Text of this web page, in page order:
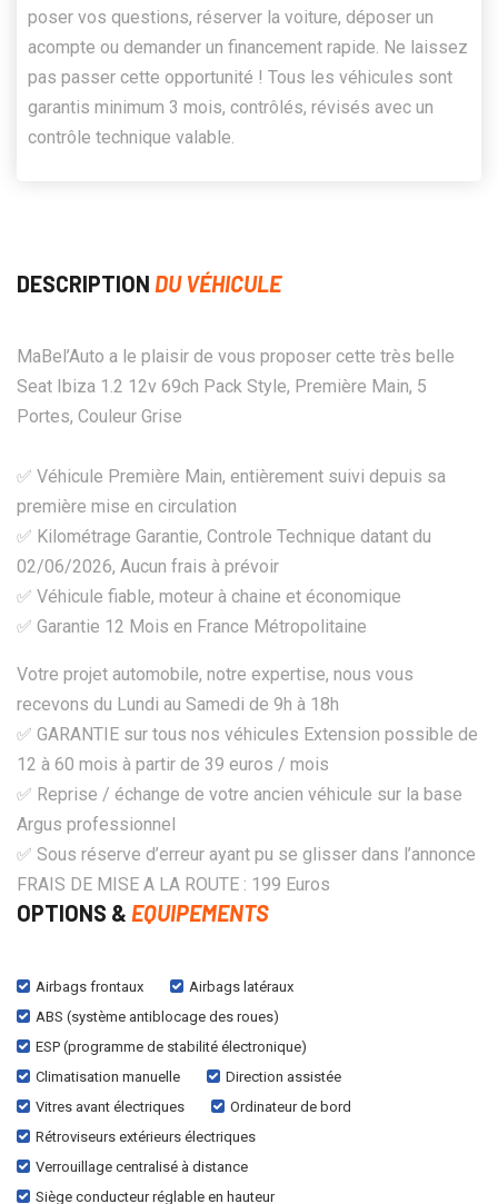
poser vos questions, réserver la voiture, déposer un
acompte ou demander un financement rapide. Ne laissez
pas passer cette opportunité ! Tous les véhicules sont
garantis minimum 3 mois, contrôlés, révisés avec un
contrôle technique valable.
DESCRIPTION DU VÉHICULE
MaBel’Auto a le plaisir de vous proposer cette très belle
Seat Ibiza 1.2 12v 69ch Pack Style, Première Main, 5
Portes, Couleur Grise
✅ Véhicule Première Main, entièrement suivi depuis sa
première mise en circulation
✅ Kilométrage Garantie, Controle Technique datant du
02/06/2026, Aucun frais à prévoir
✅ Véhicule fiable, moteur à chaine et économique
✅ Garantie 12 Mois en France Métropolitaine
Votre projet automobile, notre expertise, nous vous
recevons du Lundi au Samedi de 9h à 18h
✅ GARANTIE sur tous nos véhicules Extension possible de
12 à 60 mois à partir de 39 euros / mois
✅ Reprise / échange de votre ancien véhicule sur la base
Argus professionnel
✅ Sous réserve d’erreur ayant pu se glisser dans l’annonce
FRAIS DE MISE A LA ROUTE : 199 Euros
OPTIONS & EQUIPEMENTS
Airbags frontaux
Airbags latéraux
ABS (système antiblocage des roues)
ESP (programme de stabilité électronique)
Climatisation manuelle
Direction assistée
Vitres avant électriques
Ordinateur de bord
Rétroviseurs extérieurs électriques
Verrouillage centralisé à distance
Siège conducteur réglable en hauteur